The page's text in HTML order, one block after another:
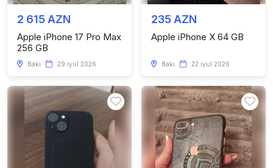
2 615 AZN
Apple iPhone 17 Pro Max
256 GB
Bakı 29 iyul 2026
235 AZN
Apple iPhone X 64 GB
Bakı 22 iyul 2026